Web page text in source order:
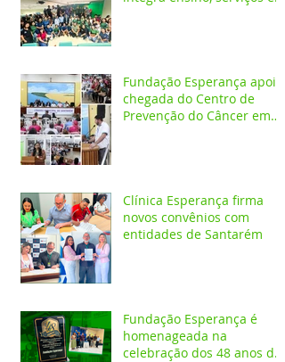
Fundação Esperança apoia
chegada do Centro de
Prevenção do Câncer em
Clínica Esperança firma
novos convênios com
entidades de Santarém
Fundação Esperança é
homenageada na
celebração dos 48 anos da